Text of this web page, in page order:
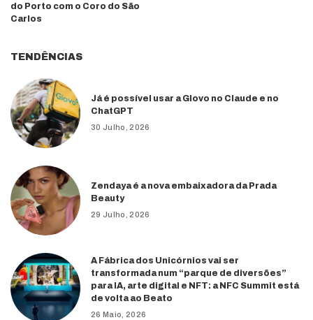
do Porto com o Coro do São
Carlos
TENDÊNCIAS
Já é possível usar a Glovo no Claude e no
ChatGPT
30 Julho, 2026
Zendaya é a nova embaixadora da Prada
Beauty
29 Julho, 2026
A Fábrica dos Unicórnios vai ser
transformada num “parque de diversões”
para IA, arte digital e NFT: a NFC Summit está
de volta ao Beato
26 Maio, 2026